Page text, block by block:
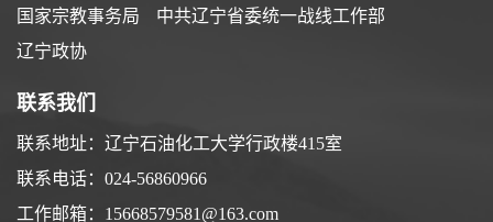
国家宗教事务局
中共辽宁省委统一战线工作部
辽宁政协
联系我们
联系地址：辽宁石油化工大学行政楼415室
联系电话：024-56860966
工作邮箱：15668579581@163.com